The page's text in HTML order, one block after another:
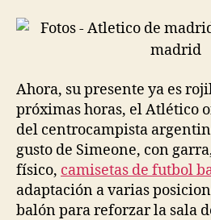
Ahora, su presente ya es
próximas horas, el Atlético
del centrocampista
gusto de Simeone, con
físico, camisetas de futbol
adaptación a varias
balón para reforzar la sala